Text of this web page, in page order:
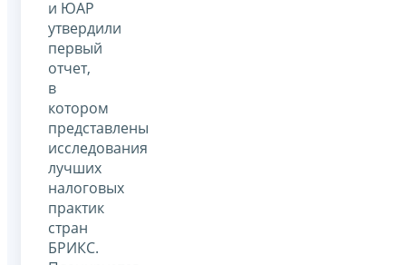
и ЮАР
утвердили
первый
отчет,
в
котором
представлены
исследования
лучших
налоговых
практик
стран
БРИКС.